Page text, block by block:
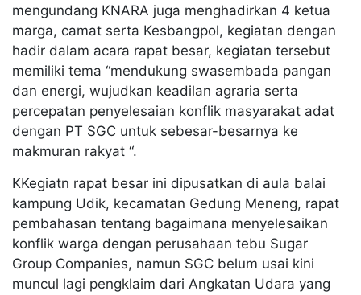
mengundang KNARA juga menghadirkan 4 ketua
marga, camat serta Kesbangpol, kegiatan dengan
hadir dalam acara rapat besar, kegiatan tersebut
memiliki tema “mendukung swasembada pangan
dan energi, wujudkan keadilan agraria serta
percepatan penyelesaian konflik masyarakat adat
dengan PT SGC untuk sebesar-besarnya ke
makmuran rakyat “.
KKegiatn rapat besar ini dipusatkan di aula balai
kampung Udik, kecamatan Gedung Meneng, rapat
pembahasan tentang bagaimana menyelesaikan
konflik warga dengan perusahaan tebu Sugar
Group Companies, namun SGC belum usai kini
muncul lagi pengklaim dari Angkatan Udara yang